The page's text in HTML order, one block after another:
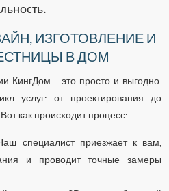
ИЗГОТОВЛЕНИЕ И
В ДОМ
КингДом - это просто и выгодно.
услуг: от проектирования до
как происходит процесс:
специалист приезжает к вам,
и проводит точные замеры